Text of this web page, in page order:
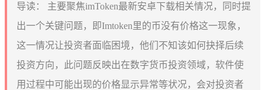
导读：
主要聚焦imToken最新安卓下载相关情况，同时提
出一个关键问题，即Imtoken里的币没有价格这一现象，
这一情况让投资者面临困境，他们不知该如何抉择后续
投资方向，此问题反映出在数字货币投资领域，软件使
用过程中可能出现的价格显示异常等状况，会对投资者